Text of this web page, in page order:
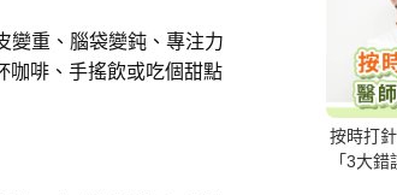
變重、腦袋變鈍、專注力
咖啡、手搖飲或吃個甜點
按時打
「3大